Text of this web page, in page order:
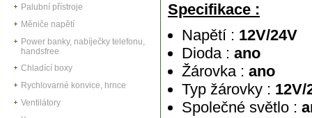
Palubní přístroje
Měniče napětí
Power banky, nabíječky telefonu,
handsfree
Chladící boxy
Rychlovarné konvice, hrnce
Ventilátory
Specifikace :
Napětí : 12V/24V
Dioda :ano
Žárovka : ano
Typ žárovky : 12V/
Společné světlo :